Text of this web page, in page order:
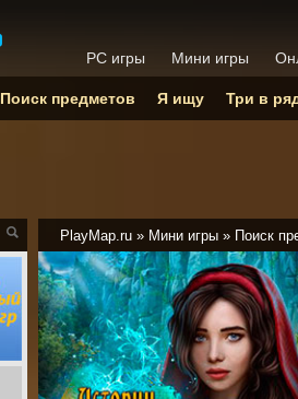
PlayMap.ru » Мини игры » Поиск
PC игры Мини игры
Поиск предметов Я ищу Три в